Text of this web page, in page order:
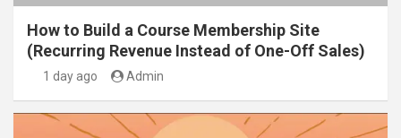
How to Build a Course Membership Site
(Recurring Revenue Instead of One-Off Sales)
1 day ago Admin